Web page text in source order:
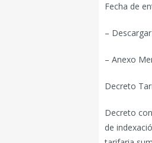
Fecha de
–
– Anexo
Decreto
Decreto
de